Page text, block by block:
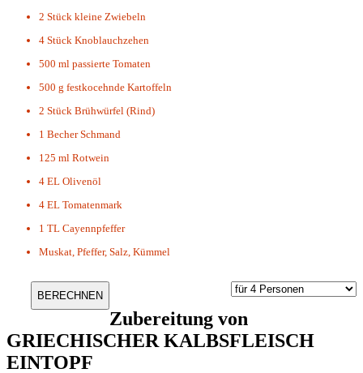
2 Stück kleine Zwiebeln
4 Stück Knoblauchzehen
500 ml passierte Tomaten
500 g festkocehnde Kartoffeln
2 Stück Brühwürfel (Rind)
1 Becher Schmand
125 ml Rotwein
4 EL Olivenöl
4 EL Tomatenmark
1 TL Cayennpfeffer
Muskat, Pfeffer, Salz, Kümmel
Zubereitung von
GRIECHISCHER KALBSFLEISCH
EINTOPF